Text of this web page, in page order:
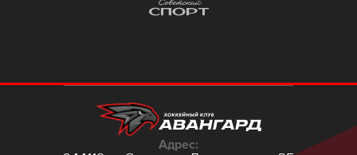
Адрес: